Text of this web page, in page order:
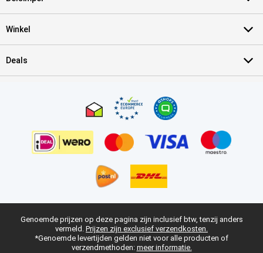
Winkel
Deals
Genoemde prijzen op deze pagina zijn inclusief btw, tenzij anders
vermeld. Prijzen zijn exclusief verzendkosten.
*Genoemde levertijden gelden niet voor alle producten of
verzendmethoden: meer informatie.